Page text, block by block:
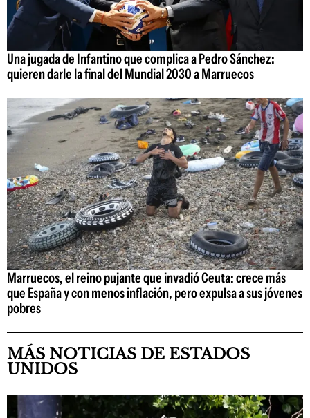
Una jugada de Infantino que complica a Pedro Sánchez:
quieren darle la final del Mundial 2030 a Marruecos
Marruecos, el reino pujante que invadió Ceuta: crece más
que España y con menos inflación, pero expulsa a sus jóvenes
pobres
MÁS NOTICIAS DE ESTADOS
UNIDOS